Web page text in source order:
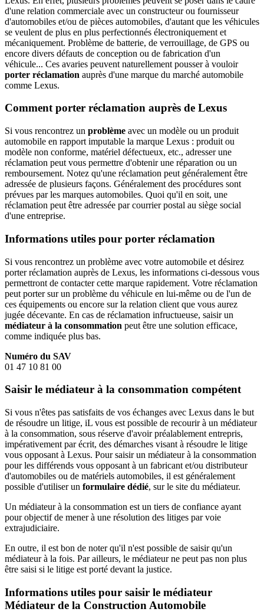
d'une relation commerciale avec un constructeur ou fournisseur
d'automobiles et/ou de pièces automobiles, d'autant que les véhicules
se veulent de plus en plus perfectionnés électroniquement et
mécaniquement. Problème de batterie, de verrouillage, de GPS ou
encore divers défauts de conception ou de fabrication d'un
véhicule... Ces avaries peuvent naturellement pousser à vouloir
porter réclamation auprès d'une marque du marché automobile
comme Lexus.
Comment porter réclamation auprès de Lexus
Si vous rencontrez un problème avec un modèle ou un produit
automobile en rapport imputable la marque Lexus : produit ou
modèle non conforme, matériel défectueux, etc., adresser une
réclamation peut vous permettre d'obtenir une réparation ou un
remboursement. Notez qu'une réclamation peut généralement être
adressée de plusieurs façons. Généralement des procédures sont
prévues par les marques automobiles. Quoi qu'il en soit, une
réclamation peut être adressée par courrier postal au siège social
d'une entreprise.
Informations utiles pour porter réclamation
Si vous rencontrez un problème avec votre automobile et désirez
porter réclamation auprès de Lexus, les informations ci-dessous vous
permettront de contacter cette marque rapidement. Votre réclamation
peut porter sur un problème du véhicule en lui-même ou de l'un de
ces équipements ou encore sur la relation client que vous aurez
jugée décevante. En cas de réclamation infructueuse, saisir un
médiateur à la consommation peut être une solution efficace,
comme indiquée plus bas.
Numéro du SAV
01 47 10 81 00
Saisir le médiateur à la consommation compétent
Si vous n'êtes pas satisfaits de vos échanges avec Lexus dans le but
de résoudre un litige, iL vous est possible de recourir à un médiateur
à la consommation, sous réserve d'avoir préalablement entrepris,
impérativement par écrit, des démarches visant à résoudre le litige
vous opposant à Lexus. Pour saisir un médiateur à la consommation
pour les différends vous opposant à un fabricant et/ou distributeur
d'automobiles ou de matériels automobiles, il est généralement
possible d'utiliser un formulaire dédié, sur le site du médiateur.
Un médiateur à la consommation est un tiers de confiance ayant
pour objectif de mener à une résolution des litiges par voie
extrajudiciaire.
En outre, il est bon de noter qu'il n'est possible de saisir qu'un
médiateur à la fois. Par ailleurs, le médiateur ne peut pas non plus
être saisi si le litige est porté devant la justice.
Informations utiles pour saisir le médiateur
Médiateur de la Construction Automobile